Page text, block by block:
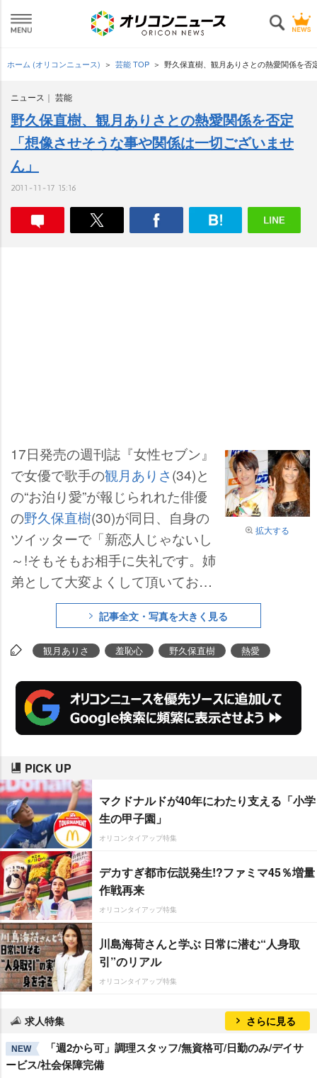
ホーム (オリコンニュース) 芸能 TOP 野久保直樹、観月ありさとの熱愛関係を
ニュース 芸能
野久保直樹、観月ありさとの熱愛関係を否定
「想像させそうな事や関係は一切ございませ
ん」
2011-11-17 15:16
拡大する
17日発売の週刊誌『女性セブン』
で女優で歌手の観月ありさ(34)と
の“お泊り愛”が報じられれた俳優
の野久保直樹(30)が同日、自身の
ツイッターで「新恋人じゃないし
～!そもそもお相手に失礼です。姉
弟として大変よくして頂いており
ます。が事実!!」と熱愛関係を否
定した。
記事全文・写真を大きく見る
観月ありさ 羞恥心 野久保直樹 熱愛
PICK UP
マクドナルドが40年にわたり支える「小学
生の甲子園」
オリコンタイアップ特集
デカすぎ都市伝説発生!?ファミマ45％増量
作戦再来
オリコンタイアップ特集
川島海荷さんと学ぶ 日常に潜む“人身取
引”のリアル
オリコンタイアップ特集
求人特集 さらに見る
NEW
「週2から可」調理スタッフ/無資格可/日勤のみ/デイサ
ービス/社会保障完備